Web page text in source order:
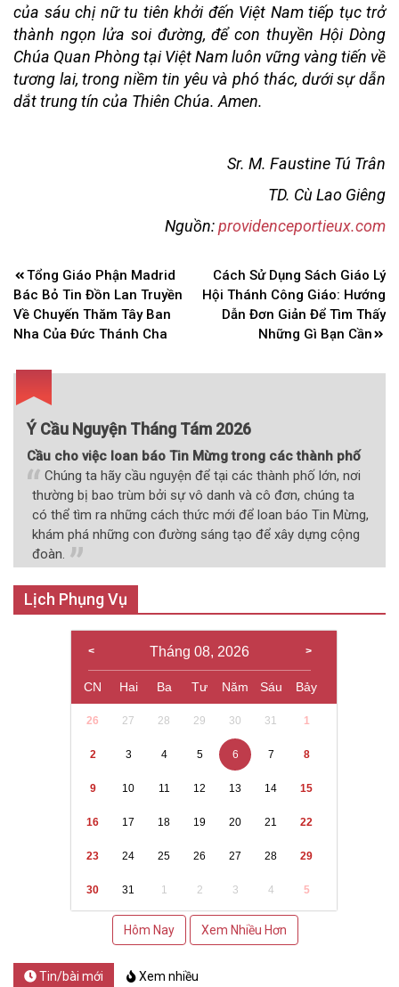
của sáu chị nữ tu tiên khởi đến Việt Nam tiếp tục trở
thành ngọn lửa soi đường, để con thuyền Hội Dòng
Chúa Quan Phòng tại Việt Nam luôn vững vàng tiến về
tương lai, trong niềm tin yêu và phó thác, dưới sự dẫn
dắt trung tín của Thiên Chúa. Amen.
Sr. M. Faustine Tú Trân
TD. Cù Lao Giêng
Nguồn:providenceportieux.com
Điều
hướng
bài
viết
Tổng Giáo Phận Madrid
Bác Bỏ Tin Đồn Lan Truyền
Về Chuyến Thăm Tây Ban
Nha Của Đức Thánh Cha
Cách Sử Dụng Sách Giáo Lý
Hội Thánh Công Giáo: Hướng
Dẫn Đơn Giản Để Tìm Thấy
Những Gì Bạn Cần
Ý Cầu Nguyện Tháng Tám 2026
Cầu cho việc loan báo Tin Mừng trong các thành phố
Chúng ta hãy cầu nguyện để tại các thành phố lớn, nơi
thường bị bao trùm bởi sự vô danh và cô đơn, chúng ta
có thể tìm ra những cách thức mới để loan báo Tin Mừng,
khám phá những con đường sáng tạo để xây dựng cộng
đoàn.
Lịch Phụng Vụ
Tháng 08, 2026
CN Hai Ba Tư Năm Sáu Bảy
26 27 28 29 30 31 1
2 3 4 5 6 7 8
9 10 11 12 13 14 15
16 17 18 19 20 21 22
23 24 25 26 27 28 29
30 31 1 2 3 4 5
Hôm Nay Xem Nhiều Hơn
Tin/bài mới Xem nhiều